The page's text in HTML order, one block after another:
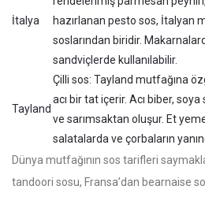
İtalya
hazırlanan pesto sos, İtalyan
soslarından biridir.
sandviçlerde kullanılabilir.
Tayland
Çilli sos: Tayland mutfağına
acı bir tat içerir. Acı biber,
ve sarımsaktan oluşur. Et
salatalarda ve çorbaların
Dünya mutfağının sos tarifleri
tandoori sosu, Fransa’dan bearnaise